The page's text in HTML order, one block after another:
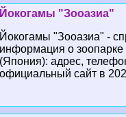
Йокогамы "Зооазиа"
Йокогамы "Зооазиа" -
информация о зоопарке
(Япония): адрес,
официальный сайт в